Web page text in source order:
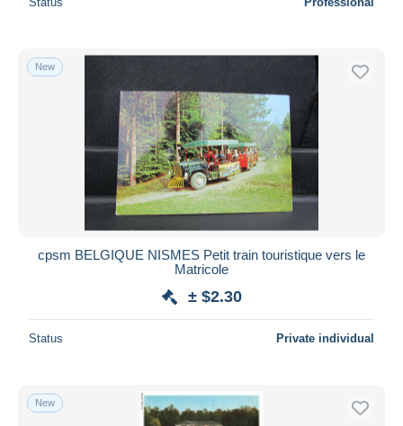
New
cpsm BELGIQUE NISMES Petit train touristique vers le
Matricole
± $2.30
Status Private individual
New